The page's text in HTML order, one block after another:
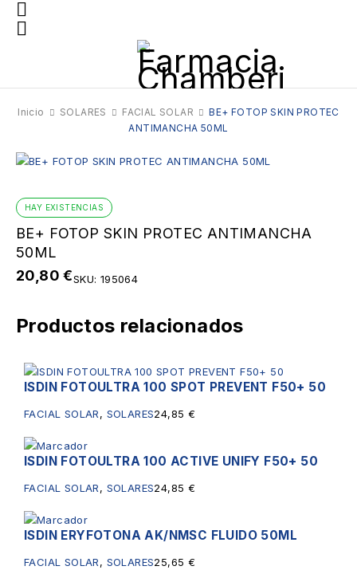
Inicio SOLARES FACIAL SOLAR
BE+ FOTOP SKIN PROTEC
ANTIMANCHA 50ML
HAY EXISTENCIAS
BE+ FOTOP SKIN PROTEC ANTIMANCHA
50ML
20,80€SKU: 195064
Productos relacionados
ISDIN FOTOULTRA 100 SPOT PREVENT F50+ 50
FACIAL SOLAR, SOLARES24,85 €
ISDIN FOTOULTRA 100 ACTIVE UNIFY F50+ 50
FACIAL SOLAR, SOLARES24,85 €
ISDIN ERYFOTONA AK/NMSC FLUIDO 50ML
FACIAL SOLAR, SOLARES25,65 €